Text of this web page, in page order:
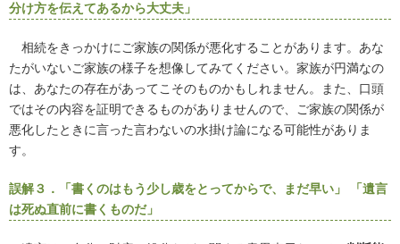
分け方を伝えてあるから大丈夫」
相続をきっかけにご家族の関係が悪化することがあります。あな
たがいないご家族の様子を想像してみてください。家族が円満なの
は、あなたの存在があってこそのものかもしれません。また、口頭
ではその内容を証明できるものがありませんので、ご家族の関係が
悪化したときに言った言わないの水掛け論になる可能性がありま
す。
誤解３．「書くのはもう少し歳をとってからで、まだ早い」 「遺言
は死ぬ直前に書くものだ」